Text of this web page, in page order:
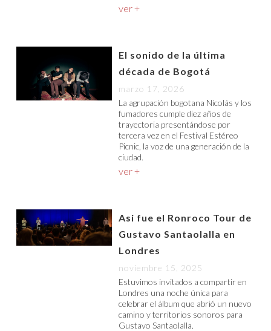
ver +
El sonido de la última
década de Bogotá
marzo 17, 2026
La agrupación bogotana Nicolás y los
fumadores cumple diez años de
trayectoria presentándose por
tercera vez en el Festival Estéreo
Picnic, la voz de una generación de la
ciudad.
ver +
Asi fue el Ronroco Tour de
Gustavo Santaolalla en
Londres
noviembre 15, 2025
Estuvimos invitados a compartir en
Londres una noche única para
celebrar el álbum que abrió un nuevo
camino y territorios sonoros para
Gustavo Santaolalla.